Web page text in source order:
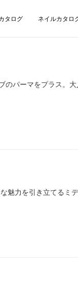
タログ ネイルカタロ
パーマをプラス。
魅力を引き立てるミ